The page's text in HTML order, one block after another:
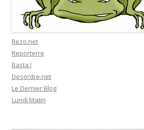
Rezo.net
Reporterre
Basta !
Desordre.net
Le Dernier Blog
Lundi Matin